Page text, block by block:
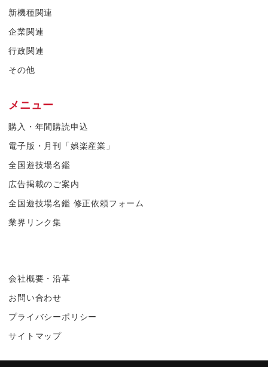
新機種関連
企業関連
行政関連
その他
メニュー
購入・年間購読申込
電子版・月刊「娯楽産業」
全国遊技場名鑑
広告掲載のご案内
全国遊技場名鑑 修正依頼フォーム
業界リンク集
会社概要・沿革
お問い合わせ
プライバシーポリシー
サイトマップ